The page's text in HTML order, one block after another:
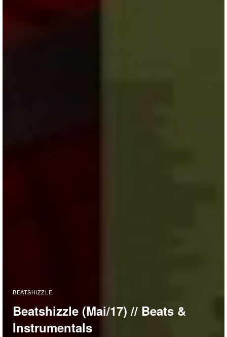
BEATSHIZZLE
Beatshizzle (Mai/17) // Beats &
Instrumentals